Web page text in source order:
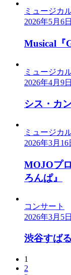
ミュージカ
2026年5月6
Musical『
ミュージカ
2026年4月9
シス・カ
ミュージカ
2026年3月
MOJOプ
ろんぱ』
コンサート
2026年3月5
渋谷すば
1
2